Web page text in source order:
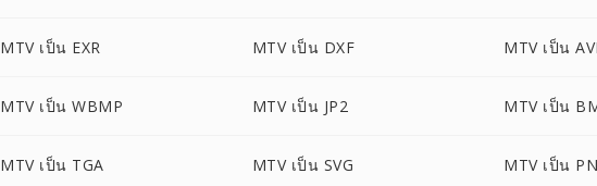
MTV เป็น EXR MTV เป็น DXF MTV เป็น
MTV เป็น WBMP MTV เป็น JP2 MTV เป็น
MTV เป็น TGA MTV เป็น SVG MTV เป็น